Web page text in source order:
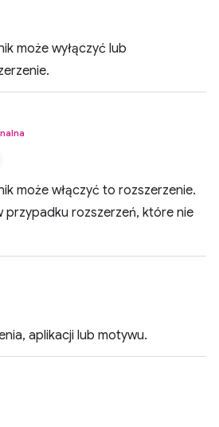
może wyłączyć lub
może włączyć to rozszerzenie.
przypadku rozszerzeń, które nie
aplikacji lub motywu.